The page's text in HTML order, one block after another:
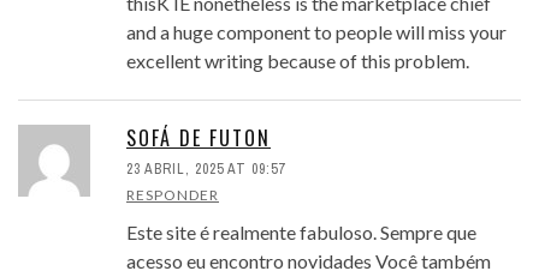
and a huge component to people will miss your
excellent writing because of this problem.
SOFÁ DE FUTON
23 ABRIL, 2025 AT 09:57
RESPONDER
Este site é realmente fabuloso. Sempre que
acesso eu encontro novidades Você também